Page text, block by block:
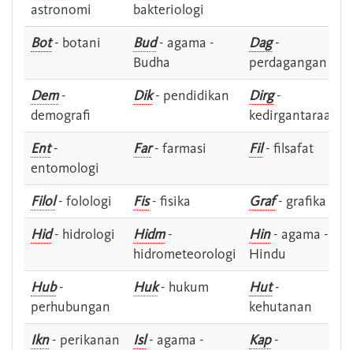
astronomi
bakteriologi
Bot- botani Bud- agama -
Budha
Dag-
perdagangan
Dem-
demografi
Dik- pendidikan Dirg-
kedirgantaraan
Ent-
entomologi
Far- farmasi Fil- filsafat
Filol- folologi Fis- fisika Graf- grafika
Hid- hidrologi Hidm-
hidrometeorologi
Hin- agama -
Hindu
Hub-
perhubungan
Huk- hukum Hut-
kehutanan
Ikn- perikanan Isl- agama -
Kap-